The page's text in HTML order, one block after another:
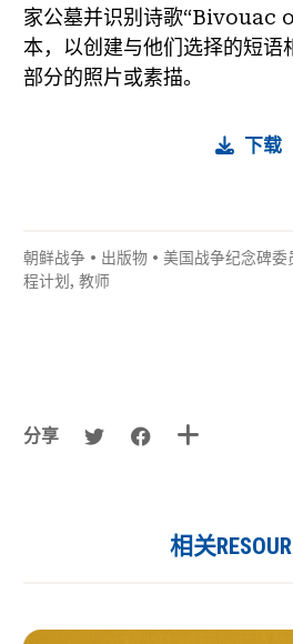
家公墓并识别诗歌“Bivouac
本，以创建与他们选择的短语
部分的照片或素描。
下载
朝鲜战争 • 出版物 • 美国战争纪念碑委
程计划 , 教师
分享
相关